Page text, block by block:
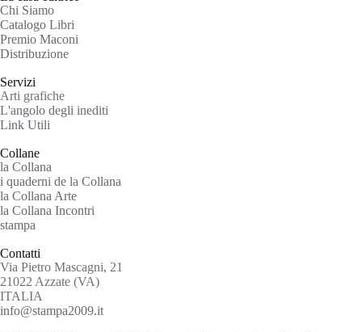
Chi Siamo
Catalogo Libri
Premio Maconi
Distribuzione
Servizi
Arti grafiche
L'angolo degli inediti
Link Utili
Collane
la Collana
i quaderni de la Collana
la Collana Arte
la Collana Incontri
stampa
Contatti
Via Pietro Mascagni, 21
21022 Azzate (VA)
ITALIA
info@stampa2009.it